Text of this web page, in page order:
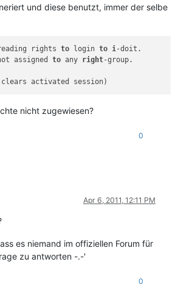
und diese benutzt, immer der selbe
rights to login to i-doit.
assigned to any right-group.
nicht zugewiesen?
0
Apr 6, 2011, 12:11 PM
es niemand im offiziellen Forum für
zu antworten -.-'
0